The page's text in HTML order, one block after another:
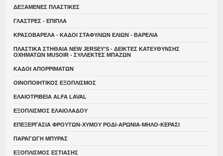
ΔΕΞΑΜΕΝΕΣ ΠΛΑΣΤΙΚΕΣ
ΓΛΑΣΤΡΕΣ - ΕΠΙΠΛΑ
ΚΡΑΣΟΒΑΡΕΛΑ - ΚΑΔΟΙ ΣΤΑΦΥΛΙΩΝ ΕΛΙΩΝ - ΒΑΡΕΛΙΑ
ΠΛΑΣΤΙΚΑ ΣΤΗΘΑΙΑ NEW JERSEY'S - ΔΕΙΚΤΕΣ ΚΑΤΕΥΘYΝΣΗΣ
ΟΧΗΜΑΤΩΝ MUSOIR - ΣΥΛΛΕΚΤΕΣ ΜΠΑΖΩΝ
ΚΑΔΟΙ ΑΠΟΡΡΙΜΑΤΩΝ
ΟΙΝΟΠΟΙΗΤΙΚΟΣ ΕΞΟΠΛΙΣΜΟΣ
ΕΛΑΙΟΤΡΙΒΕΙΑ ALFA LAVAL
ΕΞΟΠΛΙΣΜΟΣ ΕΛΑΙΟΛΑΔΟΥ
ΕΠΕΞΕΡΓΑΣΙΑ ΦΡΟΥΤΩΝ-ΧΥΜΟΥ ΡΟΔΙ-ΑΡΩΝΙΑ-ΜΗΛΟ-ΚΕΡΑΣΙ
ΠΑΡΑΓΩΓΗ ΜΠΥΡΑΣ
ΕΞΟΠΛΙΣΜΟΣ ΕΣΤΙΑΣΗΣ